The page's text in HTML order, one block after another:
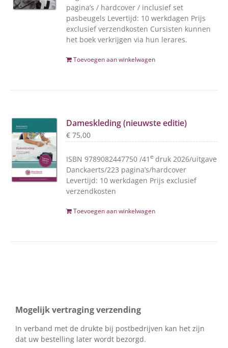
pagina’s / hardcover / inclusief set
pasbeugels Levertijd: 10 werkdagen Prijs
exclusief verzendkosten Cursisten kunnen
het boek verkrijgen via hun lerares.
Toevoegen aan winkelwagen
Dameskleding (nieuwste editie)
€ 75,00
ISBN 9789082447750 /41e druk 2026/uitgave
Danckaerts/223 pagina’s/hardcover
Levertijd: 10 werkdagen Prijs exclusief
verzendkosten
Toevoegen aan winkelwagen
Mogelijk vertraging verzending
In verband met de drukte bij postbedrijven kan het zijn
dat uw bestelling later wordt bezorgd.